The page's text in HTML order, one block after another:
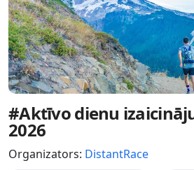
#Aktīvo dienu
2026
Organizators: DistantRace